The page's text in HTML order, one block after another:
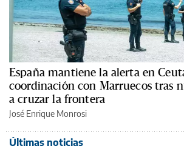
España mantiene la alerta en
coordinación con Marruecos tras
a cruzar la frontera
José Enrique Monrosi
Últimas noticias